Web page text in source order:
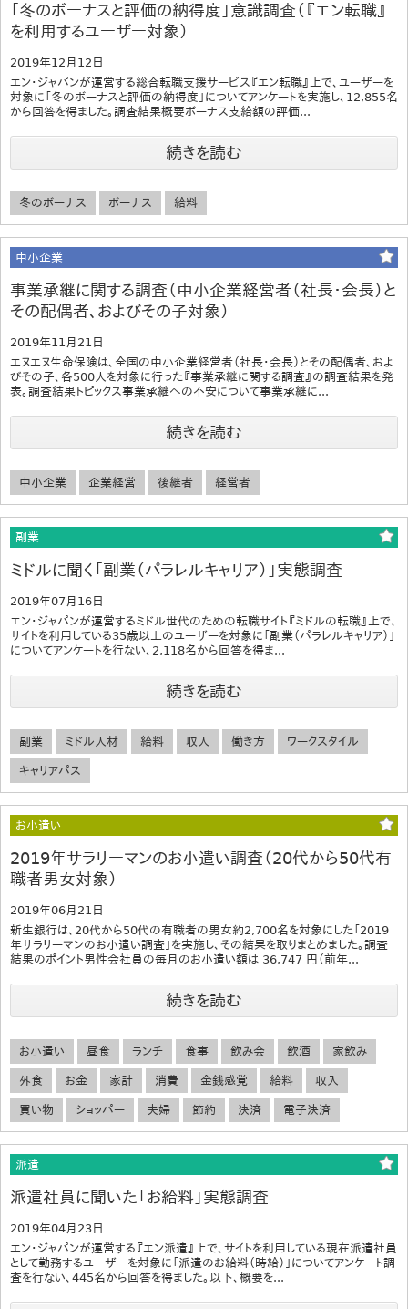
「冬のボーナスと評価の納得度」意識調査（『エン転職』
を利用するユーザー対象）
2019年12月12日
エン・ジャパンが運営する総合転職支援サービス『エン転職』上で、ユーザーを
対象に「冬のボーナスと評価の納得度」についてアンケートを実施し、12,855名
から回答を得ました。調査結果概要ボーナス支給額の評価...
続きを読む
冬のボーナス ボーナス 給料
中小企業
事業承継に関する調査（中小企業経営者（社長・会長）と
その配偶者、およびその子対象）
2019年11月21日
エヌエヌ生命保険は、全国の中小企業経営者（社長・会長）とその配偶者、およ
びその子、各500人を対象に行った『事業承継に関する調査』の調査結果を発
表。調査結果トピックス事業承継への不安について事業承継に...
続きを読む
中小企業 企業経営 後継者 経営者
副業
ミドルに聞く「副業（パラレルキャリア）」実態調査
2019年07月16日
エン・ジャパンが運営するミドル世代のための転職サイト『ミドルの転職』上で、
サイトを利用している35歳以上のユーザーを対象に「副業（パラレルキャリア）」
についてアンケートを行ない、2,118名から回答を得ま...
続きを読む
副業 ミドル人材 給料 収入 働き方 ワークスタイル
キャリアパス
お小遣い
2019年サラリーマンのお小遣い調査（20代から50代有
職者男女対象）
2019年06月21日
新生銀行は、20代から50代の有職者の男女約2,700名を対象にした「2019
年サラリーマンのお小遣い調査」を実施し、その結果を取りまとめました。調査
結果のポイント男性会社員の毎月のお小遣い額は 36,747 円（前年...
続きを読む
お小遣い 昼食 ランチ 食事 飲み会 飲酒 家飲み
外食 お金 家計 消費 金銭感覚 給料 収入
買い物 ショッパー 夫婦 節約 決済 電子決済
派遣
派遣社員に聞いた「お給料」実態調査
2019年04月23日
エン・ジャパンが運営する『エン派遣』上で、サイトを利用している現在派遣社員
として勤務するユーザーを対象に「派遣のお給料（時給）」についてアンケート調
査を行ない、445名から回答を得ました。以下、概要を...